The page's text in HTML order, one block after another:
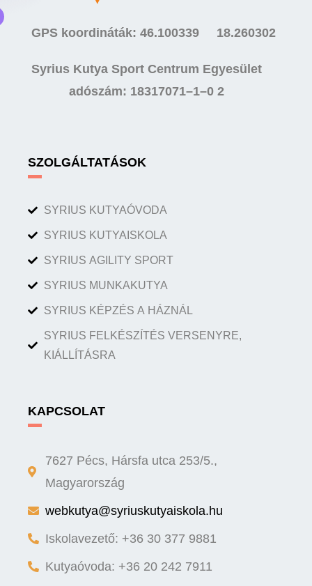
GPS koordináták: 46.100339 18.260302
Syrius Kutya Sport Centrum Egyesület
adószám: 18317071–1–0 2
SZOLGÁLTATÁSOK
SYRIUS KUTYAÓVODA
SYRIUS KUTYAISKOLA
SYRIUS AGILITY SPORT
SYRIUS MUNKAKUTYA
SYRIUS KÉPZÉS A HÁZNÁL
SYRIUS FELKÉSZÍTÉS VERSENYRE,
KIÁLLÍTÁSRA
KAPCSOLAT
7627 Pécs, Hársfa utca 253/5.,
Magyarország
webkutya@syriuskutyaiskola.hu
Iskolavezető: +36 30 377 9881
Kutyaóvoda: +36 20 242 7911